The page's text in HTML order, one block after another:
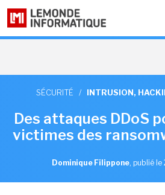
SÉCURITÉ / INTRUSION,
Des attaques DDoS
victimes des
Dominique Filippone, publié le